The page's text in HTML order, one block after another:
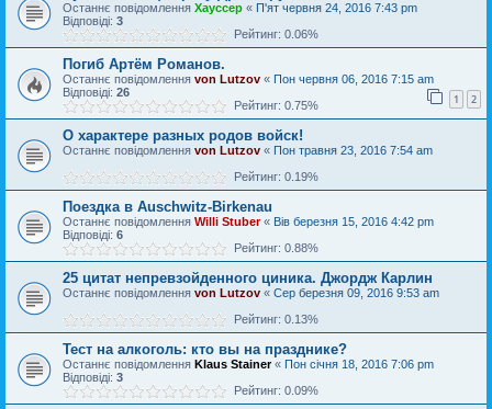
Останнє повідомлення Хауссер « П'ят червня 24, 2016 7:43 pm
Відповіді: 3
Рейтинг: 0.06%
Погиб Артём Романов.
Останнє повідомлення von Lutzov « Пон червня 06, 2016 7:15 am
Відповіді: 26 1 2
Рейтинг: 0.75%
О характере разных родов войск!
Останнє повідомлення von Lutzov « Пон травня 23, 2016 7:54 am
Рейтинг: 0.19%
Поездка в Auschwitz-Birkenau
Останнє повідомлення Willi Stuber« Вів березня 15, 2016 4:42 pm
Відповіді: 6
Рейтинг: 0.88%
25 цитат непревзойденного циника. Джордж Карлин
Останнє повідомлення von Lutzov « Сер березня 09, 2016 9:53 am
Рейтинг: 0.13%
Тест на алкоголь: кто вы на празднике?
Останнє повідомлення Klaus Stainer« Пон січня 18, 2016 7:06 pm
Відповіді: 3
Рейтинг: 0.09%